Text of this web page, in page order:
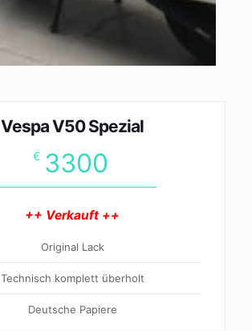
Vespa V50 Spezial
€ 3300
++ Verkauft ++
Original Lack
Technisch komplett überholt
Deutsche Papiere